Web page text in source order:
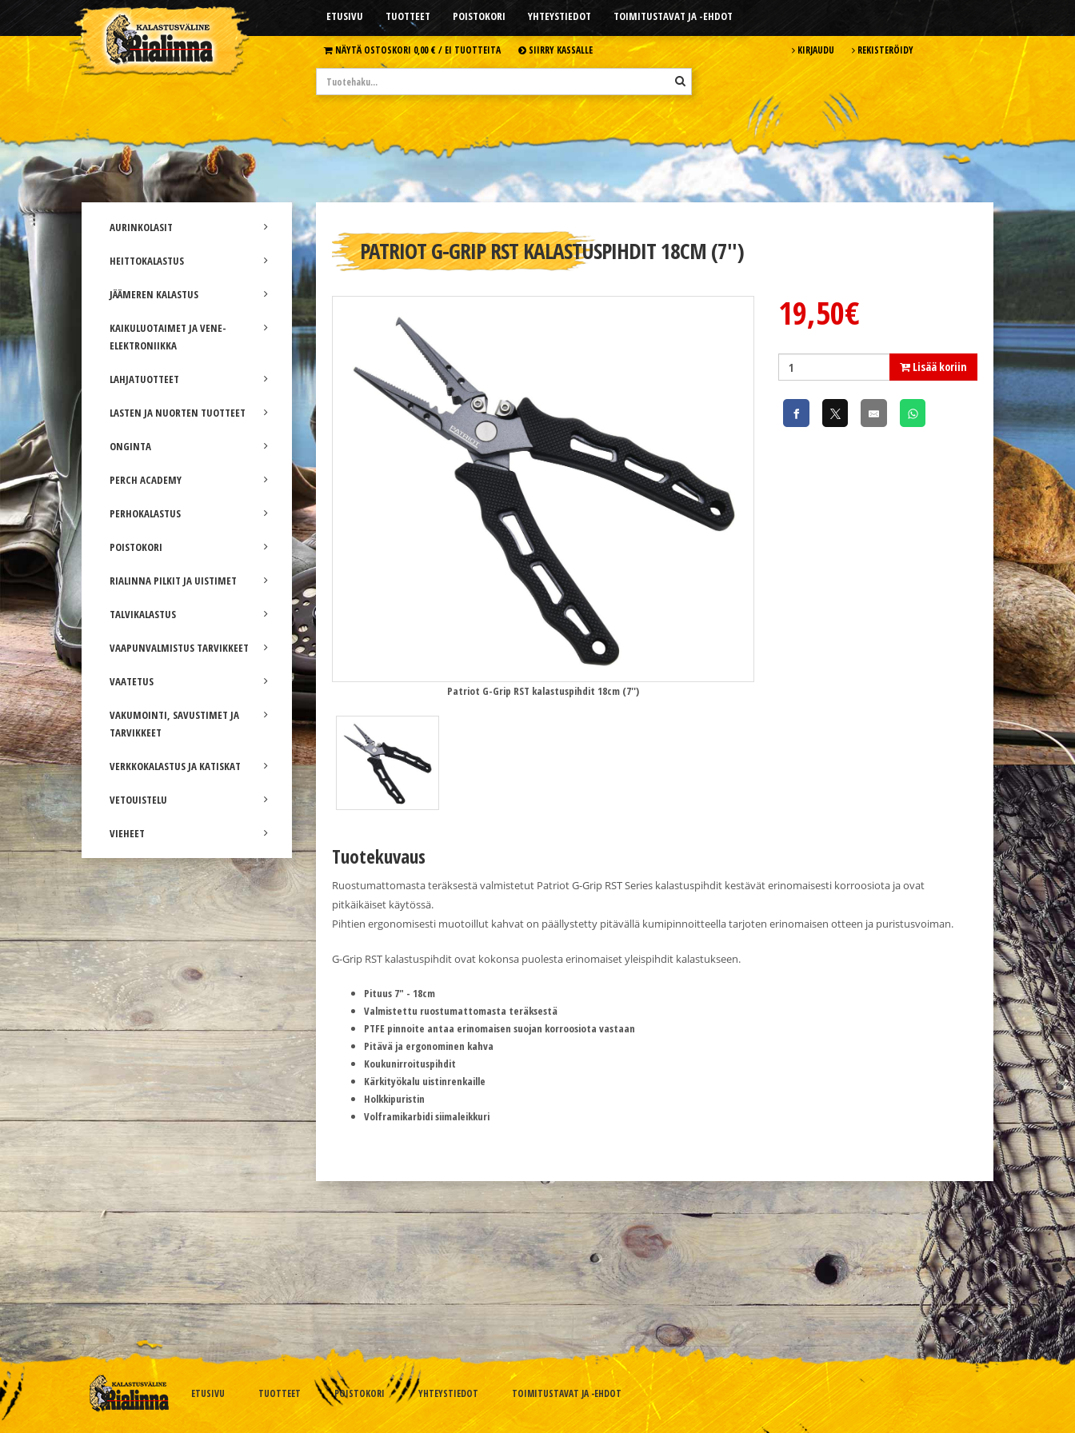
ETUSIVU TUOTTEET POISTOKORI YHTEYSTIEDOT TOIMITUSTAVAT JA -EHDOT
NÄYTÄ OSTOSKORI 0,00 € /EI TUOTTEITA SIIRRY KASSALLE KIRJAUDU REKISTERÖIDY
AURINKOLASIT
HEITTOKALASTUS
JÄÄMEREN KALASTUS
KAIKULUOTAIMET JA VENE-
ELEKTRONIIKKA
LAHJATUOTTEET
LASTEN JA NUORTEN TUOTTEET
ONGINTA
PERCH ACADEMY
PERHOKALASTUS
POISTOKORI
RIALINNA PILKIT JA UISTIMET
TALVIKALASTUS
VAAPUNVALMISTUS TARVIKKEET
VAATETUS
VAKUMOINTI, SAVUSTIMET JA
TARVIKKEET
VERKKOKALASTUS JA KATISKAT
VETOUISTELU
VIEHEET
PATRIOT G-GRIP RST KALASTUSPIHDIT 18CM (7'')
Patriot G-Grip RST kalastuspihdit 18cm (7'') Patriot G-Grip RST kalastuspihdit 18cm (7'') Patriot G-Grip RST kalastuspihdit 18cm (7'')
19,50€
Lisää koriin
Tuotekuvaus
Ruostumattomasta teräksestä valmistetut Patriot G-Grip RST Series kalastuspihdit kestävät erinomaisesti korroosiota ja ovat
pitkäikäiset käytössä.
Pihtien ergonomisesti muotoillut kahvat on päällystetty pitävällä kumipinnoitteella tarjoten erinomaisen otteen ja puristusvoiman.
G-Grip RST kalastuspihdit ovat kokonsa puolesta erinomaiset yleispihdit kalastukseen.
Pituus 7" - 18cm
Valmistettu ruostumattomasta teräksestä
PTFE pinnoite antaa erinomaisen suojan korroosiota vastaan
Pitävä ja ergonominen kahva
Koukunirroituspihdit
Kärkityökalu uistinrenkaille
Holkkipuristin
Volframikarbidi siimaleikkuri
ETUSIVU TUOTTEET POISTOKORI YHTEYSTIEDOT TOIMITUSTAVAT JA -EHDOT